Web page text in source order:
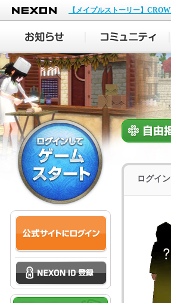
NEXON
【メイプルストーリー】
ログイ